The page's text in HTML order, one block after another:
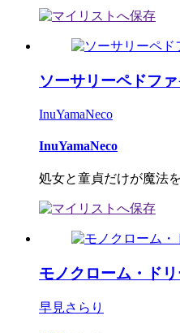
ソーサリーペドフ
InuYamaNeco
InuYamaNeco
処女と童貞だけが魔法
モノクローム・ド
早見さらり